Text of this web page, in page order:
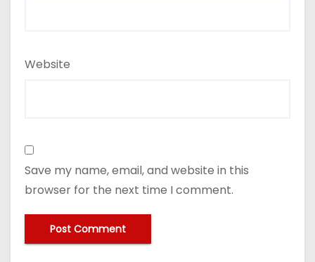
Website
Save my name, email, and website in this
browser for the next time I comment.